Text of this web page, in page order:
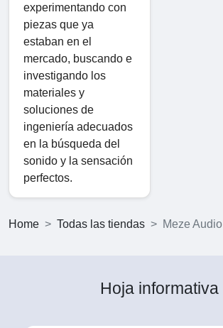
experimentando con
piezas que ya
estaban en el
mercado, buscando e
investigando los
materiales y
soluciones de
ingeniería adecuados
en la búsqueda del
sonido y la sensación
perfectos.
Home Todas las tiendas Meze Audio
Hoja informativa